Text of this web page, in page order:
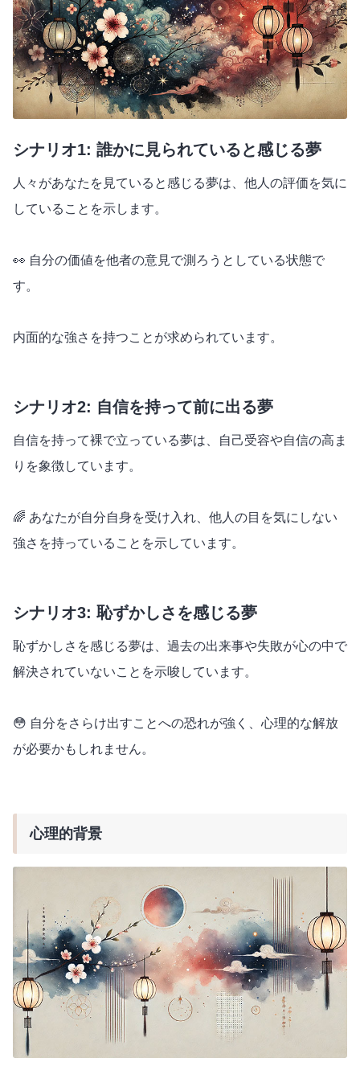
シナリオ1: 誰かに見られていると感じる夢
人々があなたを見ていると感じる夢は、他人の評価を気に
していることを示します。
👀 自分の価値を他者の意見で測ろうとしている状態で
す。
内面的な強さを持つことが求められています。
シナリオ2: 自信を持って前に出る夢
自信を持って裸で立っている夢は、自己受容や自信の高ま
りを象徴しています。
🌈 あなたが自分自身を受け入れ、他人の目を気にしない
強さを持っていることを示しています。
シナリオ3: 恥ずかしさを感じる夢
恥ずかしさを感じる夢は、過去の出来事や失敗が心の中で
解決されていないことを示唆しています。
😳 自分をさらけ出すことへの恐れが強く、心理的な解放
が必要かもしれません。
心理的背景